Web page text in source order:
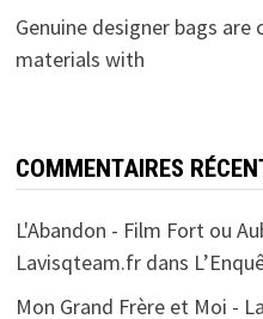
Genuine designer bags
materials with
COMMENTAIRES
L'Abandon - Film Fort ou
Lavisqteam.frdans
Mon Grand Frère et Moi -